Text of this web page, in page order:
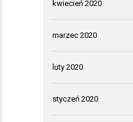
kwiecień 2020
marzec 2020
luty 2020
styczeń 2020